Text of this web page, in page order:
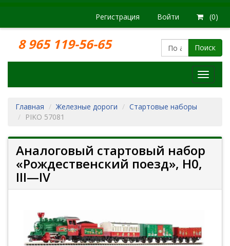
Регистрация Войти (0)
8 965 119-56-65 Поиск
Модели
Главная
Железные дороги
Стартовые наборы
PIKO 57081
Аналоговый стартовый набор
«Рождественский поезд», H0,
III—IV